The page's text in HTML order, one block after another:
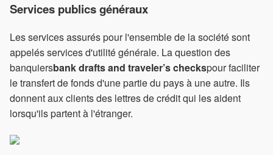
Services publics généraux
Les services assurés pour l'ensemble de la société sont
appelés services d'utilité générale. La question des
banquiersbank drafts and traveler’s checkspour faciliter
le transfert de fonds d'une partie du pays à une autre. Ils
donnent aux clients des lettres de crédit qui les aident
lorsqu'ils partent à l'étranger.